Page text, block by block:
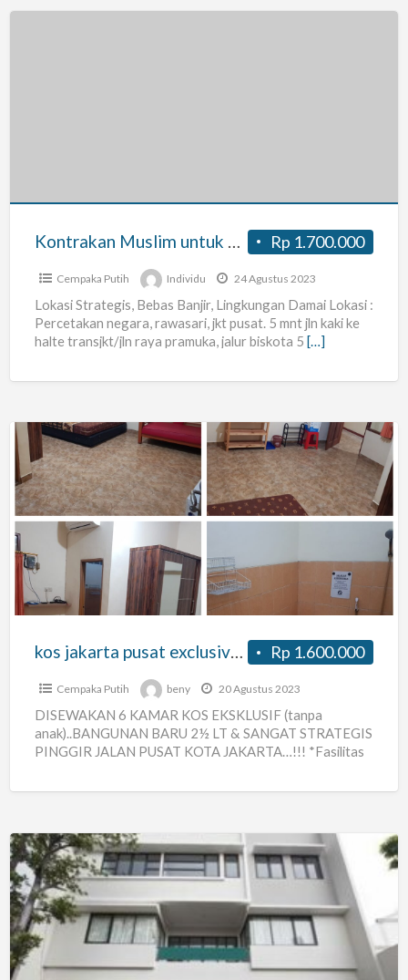
foto
dikirim
peminat
Rp 1.700.000
Cempaka Putih Individu 24 Agustus 2023
Lokasi Strategis, Bebas Banjir, Lingkungan Damai Lokasi :
Percetakan negara, rawasari, jkt pusat. 5 mnt jln kaki ke
halte transjkt/jln raya pramuka, jalur biskota 5 […]
kos
jakarta
pusat
exclusive
wisma
RoSa
II
Rp 1.600.000
kos jakarta pusat exclusive wisma RoSa II
Cempaka Putih beny 20 Agustus 2023
DISEWAKAN 6 KAMAR KOS EKSKLUSIF (tanpa
anak)..BANGUNAN BARU 2½ LT & SANGAT STRATEGIS
PINGGIR JALAN PUSAT KOTA JAKARTA…!!! *Fasilitas
kost
percetakan
negara
rawasari
pramuka